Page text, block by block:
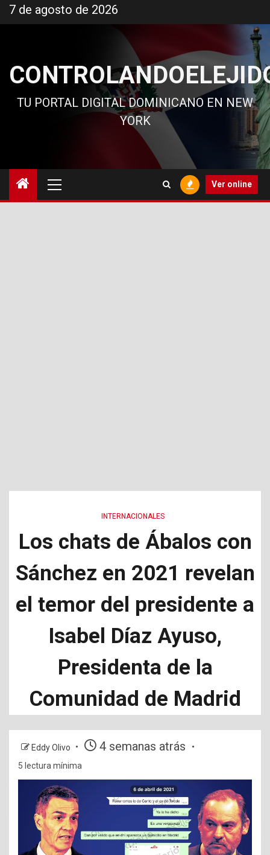
al
7 de agosto de 2026
TU PORTAL DIGITAL DOMINICANO EN NEW
YORK
principal
Ver online
INTERNACIONALES
Los chats de Ábalos con
Sánchez en 2021 revelan
el temor del presidente a
Isabel Díaz Ayuso,
Presidenta de la
Comunidad de Madrid
Eddy Olivo 4 semanas atrás
5 lectura mínima